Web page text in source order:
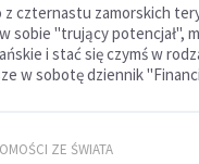
z czternastu zamorskich
sobie "trujący potencjał",
i stać się czymś w
w sobotę dziennik
ZE ŚWIATA